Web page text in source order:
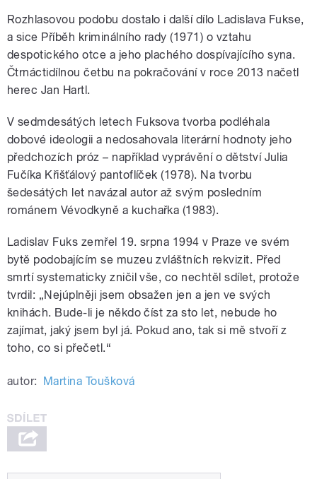
Rozhlasovou podobu dostalo i další dílo Ladislava Fukse,
a sice Příběh kriminálního rady (1971) o vztahu
despotického otce a jeho plachého dospívajícího syna.
Čtrnáctidílnou četbu na pokračování v roce 2013 načetl
herec Jan Hartl.
V sedmdesátých letech Fuksova tvorba podléhala
dobové ideologii a nedosahovala literární hodnoty jeho
předchozích próz – například vyprávění o dětství Julia
Fučíka Křišťálový pantoflíček (1978). Na tvorbu
šedesátých let navázal autor až svým posledním
románem Vévodkyně a kuchařka (1983).
Ladislav Fuks zemřel 19. srpna 1994 v Praze ve svém
bytě podobajícím se muzeu zvláštních rekvizit. Před
smrtí systematicky zničil vše, co nechtěl sdílet, protože
tvrdil: „Nejúplněji jsem obsažen jen a jen ve svých
knihách. Bude-li je někdo číst za sto let, nebude ho
zajímat, jaký jsem byl já. Pokud ano, tak si mě stvoří z
toho, co si přečetl.“
autor: Martina Toušková